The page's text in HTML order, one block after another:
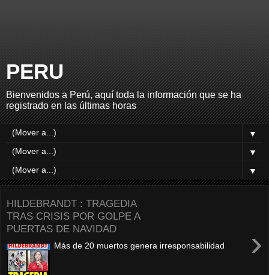
PERU
Bienvenidos a Perú, aquí toda la información que se ha
registrado en las últimas horas
▼
▼
▼
HILDEBRANDT : TRAGEDIA
TRAS CRISIS POR GOLPE A
PUERTAS DE NAVIDAD
›
Más de 20 muertos genera irresponsabilidad